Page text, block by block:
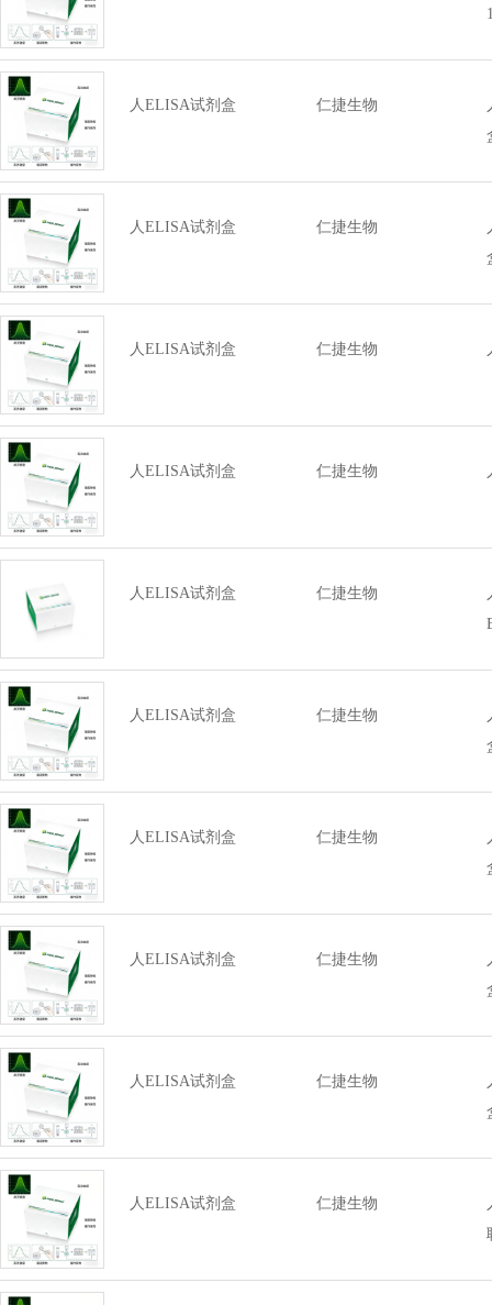
人ELISA试剂盒 仁捷生物
人ELISA试剂盒 仁捷生物
人ELISA试剂盒 仁捷生物
人ELISA试剂盒 仁捷生物
人ELISA试剂盒 仁捷生物
人ELISA试剂盒 仁捷生物
人ELISA试剂盒 仁捷生物
人ELISA试剂盒 仁捷生物
人ELISA试剂盒 仁捷生物
人ELISA试剂盒 仁捷生物